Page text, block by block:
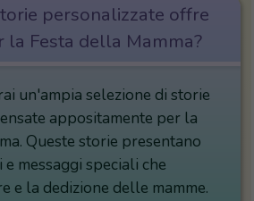
personalizzate offre
la Festa della Mamma?
un'ampia selezione di storie
appositamente per la
Queste storie presentano
messaggi speciali che
e la dedizione delle mamme.